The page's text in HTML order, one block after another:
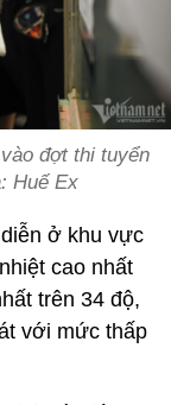
đợt thi tuyển
Huế Ex
ở khu vực
cao nhất
trên 34 độ,
với mức thấp